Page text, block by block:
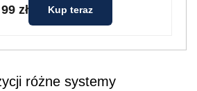
99 zł Kup teraz
różne systemy